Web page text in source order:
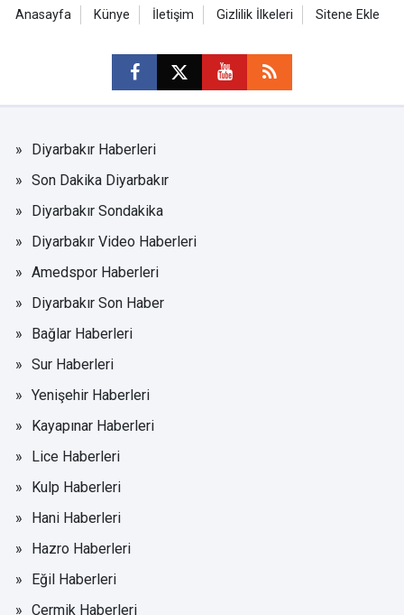
Anasayfa Künye İletişim Gizlilik İlkeleri Sitene Ekle
Diyarbakır Haberleri
Son Dakika Diyarbakır
Diyarbakır Sondakika
Diyarbakır Video Haberleri
Amedspor Haberleri
Diyarbakır Son Haber
Bağlar Haberleri
Sur Haberleri
Yenişehir Haberleri
Kayapınar Haberleri
Lice Haberleri
Kulp Haberleri
Hani Haberleri
Hazro Haberleri
Eğil Haberleri
Çermik Haberleri